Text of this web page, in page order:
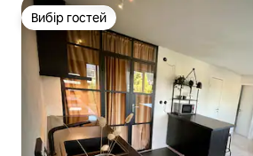
Вибір гостей
Вибір гостей